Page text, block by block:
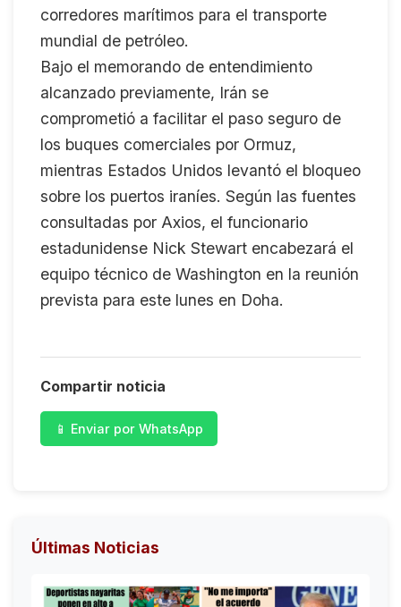
corredores marítimos para el transporte
mundial de petróleo.
Bajo el memorando de entendimiento
alcanzado previamente, Irán se
comprometió a facilitar el paso seguro de
los buques comerciales por Ormuz,
mientras Estados Unidos levantó el bloqueo
sobre los puertos iraníes. Según las fuentes
consultadas por Axios, el funcionario
estadunidense Nick Stewart encabezará el
equipo técnico de Washington en la reunión
prevista para este lunes en Doha.
Compartir noticia
📱 Enviar por WhatsApp
Últimas Noticias